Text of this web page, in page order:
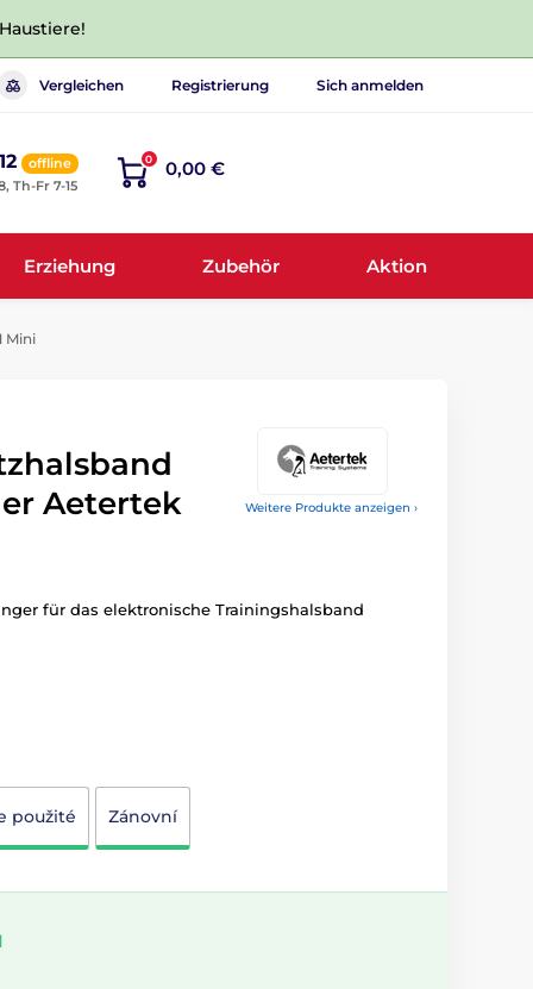
Vergleichen Registrierung Sich anmelden
offline
Th-Fr 7-15
0 0,00 €
Erziehung Zubehör Aktion
Mini
Weitere Produkte anzeigen ›
Aetertek
für das elektronische Trainingshalsband
použité Zánovní